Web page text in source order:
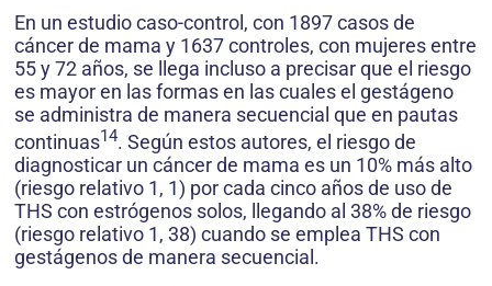
En un estudio caso-control, con 1897 casos de
cáncer de mama y 1637 controles, con mujeres entre
55 y 72 años, se llega incluso a precisar que el riesgo
es mayor en las formas en las cuales el gestágeno
se administra de manera secuencial que en pautas
continuas14. Según estos autores, el riesgo de
diagnosticar un cáncer de mama es un 10% más alto
(riesgo relativo 1, 1) por cada cinco años de uso de
THS con estrógenos solos, llegando al 38% de riesgo
(riesgo relativo 1, 38) cuando se emplea THS con
gestágenos de manera secuencial.